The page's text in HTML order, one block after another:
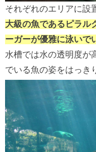
それぞれのエリアに設
大級の魚であるピラル
ーガーが優雅に泳いで
水槽では水の透明度が
でいる魚の姿をはっき